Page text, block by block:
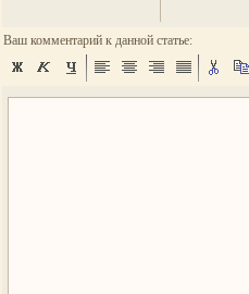
Ваш комментарий к данной статье: